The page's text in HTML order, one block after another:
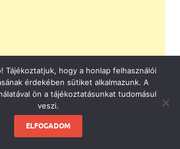
Tájékoztatjuk, hogy a honlap felhasználói
érdekében sütiket alkalmazunk. A
ön a tájékoztatásunkat tudomásul
veszi.
ELFOGADOM